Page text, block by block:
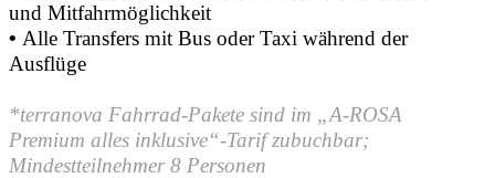
und Mitfahrmöglichkeit
• Alle Transfers mit Bus oder Taxi während der
Ausflüge
*terranova Fahrrad-Pakete sind im „A-ROSA
Premium alles inklusive“-Tarif zubuchbar;
Mindestteilnehmer 8 Personen